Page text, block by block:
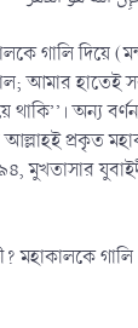
গালি দিয়ে
আমার হাতেই
থাকি’’। অন্য
আল্লাহই প্রকৃত
মুখতাসার
মহাকালকে